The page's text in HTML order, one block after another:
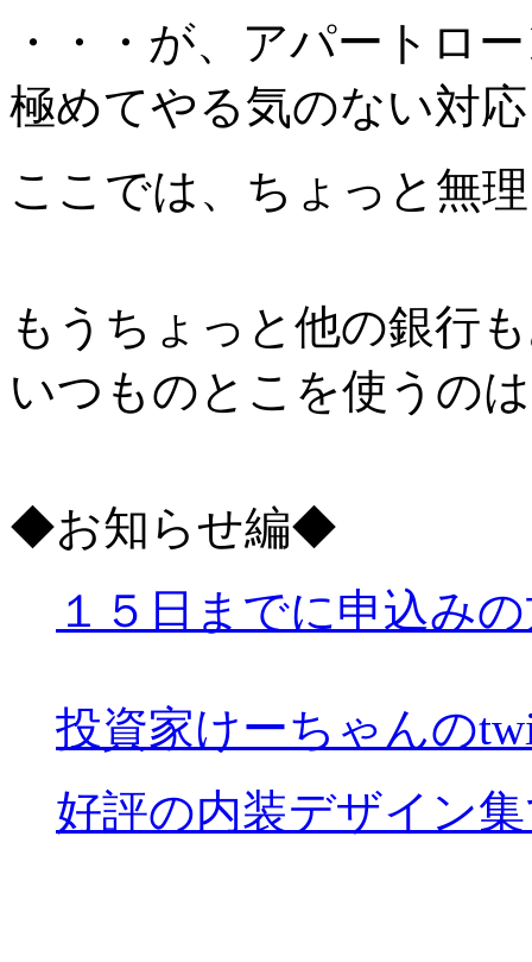
・・・が、アパートロ
極めてやる気のない対
ここでは、ちょっと無
もうちょっと他の銀行
いつものとこを使うの
◆お知らせ編◆
１５日までに申込み
投資家けーちゃんの
好評の内装デザイン